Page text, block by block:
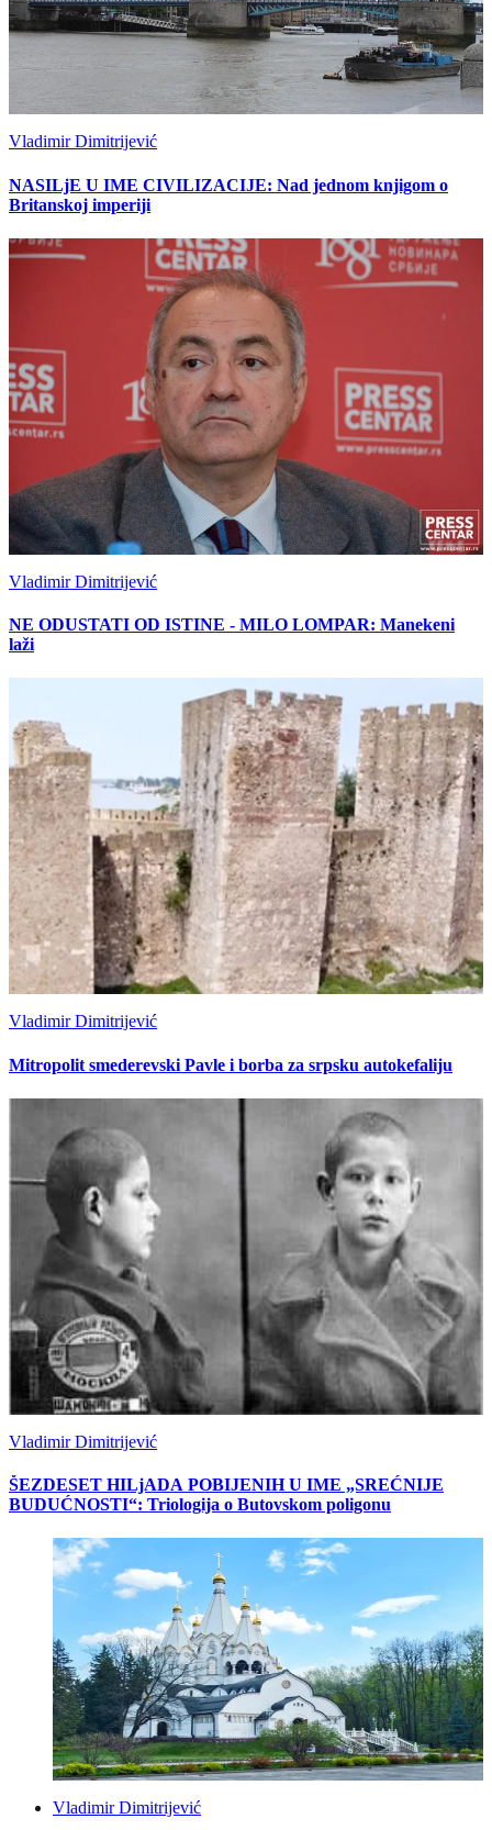
Vladimir Dimitrijević
NASILjE U IME CIVILIZACIJE: Nad jednom knjigom o
Britanskoj imperiji
Vladimir Dimitrijević
NE ODUSTATI OD ISTINE - MILO LOMPAR: Manekeni
laži
Vladimir Dimitrijević
Mitropolit smederevski Pavle i borba za srpsku autokefaliju
Vladimir Dimitrijević
ŠEZDESET HILjADA POBIJENIH U IME „SREĆNIJE
BUDUĆNOSTI“: Triologija o Butovskom poligonu
Vladimir Dimitrijević